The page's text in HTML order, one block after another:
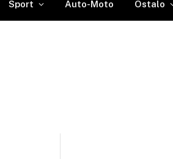
Sport Auto-Moto Ostalo